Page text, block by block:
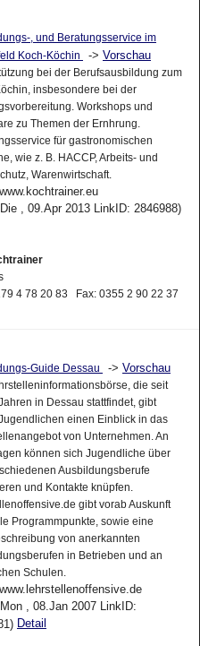
, und Beratungsservice im
Koch-Köchin
-> Vorschau
bei der Berufsausbildung zum
insbesondere bei der
Workshops und
zu Themen der Ernhrung.
für gastronomischen
wie z. B. HACCP, Arbeits- und
Warenwirtschaft.
, 09.Apr 2013 LinkID: 2846988)
4 78 20 83 Fax: 0355 2 90 22 37
Guide Dessau -> Vorschau
die seit
in Dessau stattfindet, gibt
einen Einblick in das
von Unternehmen. An
können sich Jugendliche über
Ausbildungsberufe
und Kontakte knüpfen.
gibt vorab Auskunft
Programmpunkte, sowie eine
von anerkannten
in Betrieben und an
Schulen.
, 08.Jan 2007 LinkID:
Detail